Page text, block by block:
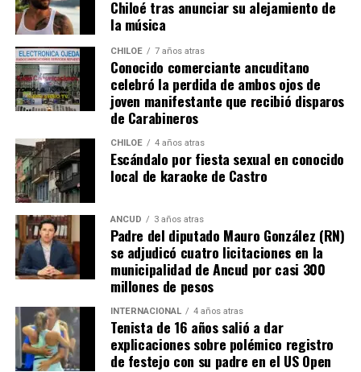
subrayan inversiones emblemáticas en la región, como
la construcción de nuevos edificios consistoriales en
Chaitén y Dalcahue, ambos financiados en un 60% por
la Subdere, con más de 5.900 millones de pesos y 4.400
millones de pesos, respectivamente.
La minuta afirma que estos avances reflejan una apuesta
por la equidad territorial, y que se continuará apoyando
a las comunas con mayores necesidades, aunque en la
práctica, los alcaldes coinciden en que el actual
escenario genera incertidumbre y podría traducirse en
la paralización de iniciativas prioritarias para el
desarrollo local.
“Seguimos trabajando con esperanza, pero sin
, concluyó el alcalde de Quemchi, reflejando el
sentimiento generalizado entre los ediles de Chiloé ante
la disminución de recursos provenientes de la Subdere.
Chiloé tras anunciar su alejamiento de
la música
CHILOE 7 años atras
Conocido comerciante ancuditano
celebró la perdida de ambos ojos de
joven manifestante que recibió disparos
de Carabineros
CHILOE 4 años atras
Escándalo por fiesta sexual en conocido
local de karaoke de Castro
ANCUD 3 años atras
Padre del diputado Mauro González (RN)
se adjudicó cuatro licitaciones en la
municipalidad de Ancud por casi 300
millones de pesos
INTERNACIONAL 4 años atras
Tenista de 16 años salió a dar
explicaciones sobre polémico registro
de festejo con su padre en el US Open